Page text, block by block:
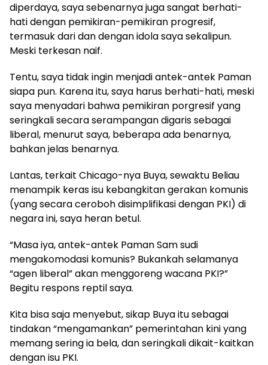
diperdaya, saya sebenarnya juga sangat berhati-
hati dengan pemikiran-pemikiran progresif,
termasuk dari dan dengan idola saya sekalipun.
Meski terkesan naif.
Tentu, saya tidak ingin menjadi antek-antek Paman
siapa pun. Karena itu, saya harus berhati-hati, meski
saya menyadari bahwa pemikiran porgresif yang
seringkali secara serampangan digaris sebagai
liberal, menurut saya, beberapa ada benarnya,
bahkan jelas benarnya.
Lantas, terkait Chicago-nya Buya, sewaktu Beliau
menampik keras isu kebangkitangerakan komunis
(yang secara ceroboh disimplifikasi dengan PKI) di
negara ini, saya heran betul.
“Masa iya, antek-antek Paman Sam sudi
mengakomodasi komunis? Bukankah selamanya
“agen liberal” akan menggoreng wacana PKI?”
Begitu respons reptil saya.
Kita bisa saja menyebut, sikap Buya itu sebagai
tindakan “mengamankan” pemerintahan kini yang
memang sering ia bela, dan seringkali dikait-kaitkan
dengan isu PKI.